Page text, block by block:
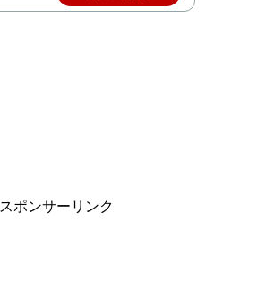
スポンサーリンク